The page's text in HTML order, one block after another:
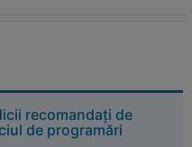
recomandați de
de programări